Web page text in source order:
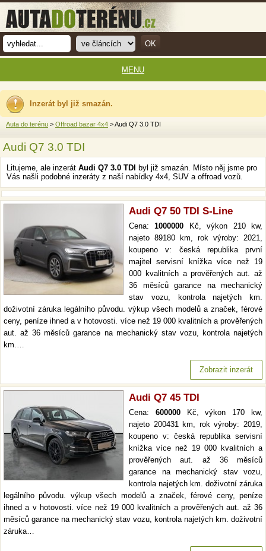
Inzerát byl již smazán.
Auta do terénu > Offroad bazar 4x4 > Audi Q7 3.0 TDI
Audi Q7 3.0 TDI
Litujeme, ale inzerát Audi Q7 3.0 TDI
byl již smazán. Místo něj jsme pro
Vás našli podobné inzeráty z naší nabídky 4x4, SUV a offroad vozů.
Audi Q7 50 TDI S-Line
Cena:1000000 Kč, výkon 210 kw,
najeto 89180 km, rok výroby: 2021,
koupeno v: česká republika první
majitel servisní knížka více než 19
000 kvalitních a prověřených aut. až
36 měsíců garance na mechanický
stav vozu, kontrola najetých km.
doživotní záruka legálního původu. výkup všech modelů a značek, férové
ceny, peníze ihned a v hotovosti. více než 19 000 kvalitních a prověřených
aut. až 36 měsíců garance na mechanický stav vozu, kontrola najetých
km.…
Zobrazit inzerát
Audi Q7 45 TDI
Cena: 600000Kč, výkon 170 kw,
najeto 200431 km, rok výroby: 2019,
koupeno v: česká republika servisní
knížka více než 19 000 kvalitních a
prověřených aut. až 36 měsíců
garance na mechanický stav vozu,
kontrola najetých km. doživotní záruka
legálního původu. výkup všech modelů a značek, férové ceny, peníze
ihned a v hotovosti. více než 19 000 kvalitních a prověřených aut. až 36
měsíců garance na mechanický stav vozu, kontrola najetých km. doživotní
záruka…
MENU